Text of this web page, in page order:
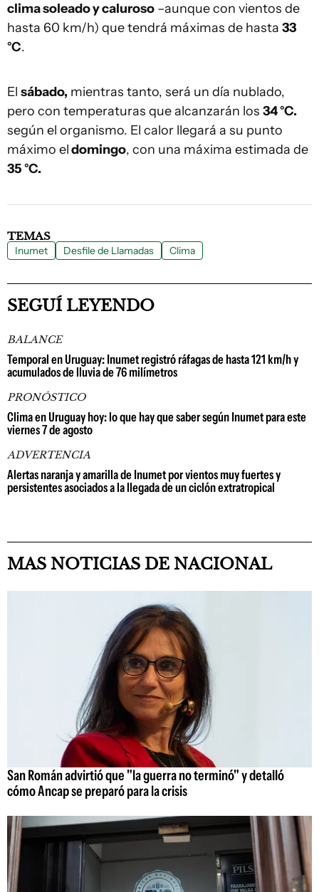
clima soleado y caluroso –aunque con vientos de
hasta 60 km/h) que tendrá máximas de hasta 33
°C.
El sábado, mientras tanto, será un día nublado,
pero con temperaturas que alcanzarán los 34 °C.
según el organismo. El calor llegará a su punto
máximo eldomingo, con una máxima estimada de
35 °C.
TEMAS
Inumet Desfile de Llamadas Clima
SEGUÍ LEYENDO
BALANCE
Temporal en Uruguay: Inumet registró ráfagas de hasta 121 km/h y
acumulados de lluvia de 76 milímetros
PRONÓSTICO
Clima en Uruguay hoy: lo que hay que saber según Inumet para este
viernes 7 de agosto
ADVERTENCIA
Alertas naranja y amarilla de Inumet por vientos muy fuertes y
persistentes asociados a la llegada de un ciclón extratropical
MAS NOTICIAS DE NACIONAL
San Román advirtió que "la guerra no terminó" y detalló
cómo Ancap se preparó para la crisis